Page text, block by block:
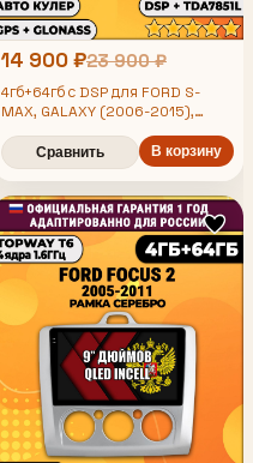
14 900 ₽23 900 ₽
4гб+64гб с DSP для FORD S-
MAX, GALAXY (2006-2015),
рамка черная глянцевая, под
кондиционер, Android
магнитола, без слота под симку,
усилитель звука TDA7851 и
поддержка 360 камер
Сравнить В корзину